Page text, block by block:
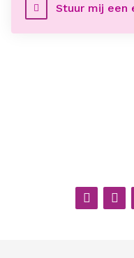
Stuur mij een